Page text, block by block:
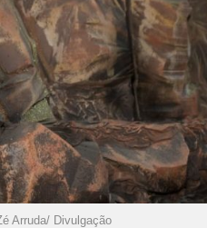
Arruda/ Divulgação